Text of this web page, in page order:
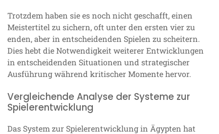
Trotzdem haben sie es noch nicht geschafft, einen
Meistertitel zu sichern, oft unter den ersten vier zu
enden, aber in entscheidenden Spielen zu scheitern.
Dies hebt die Notwendigkeit weiterer Entwicklungen
in entscheidenden Situationen und strategischer
Ausführung während kritischer Momente hervor.
Vergleichende Analyse der Systeme zur
Spielerentwicklung
Das System zur Spielerentwicklung in Ägypten hat